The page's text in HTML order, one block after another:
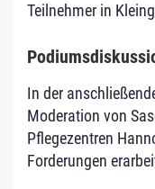
Teilnehmer in
In der
Moderation von
Pflegezentren
Forderungen